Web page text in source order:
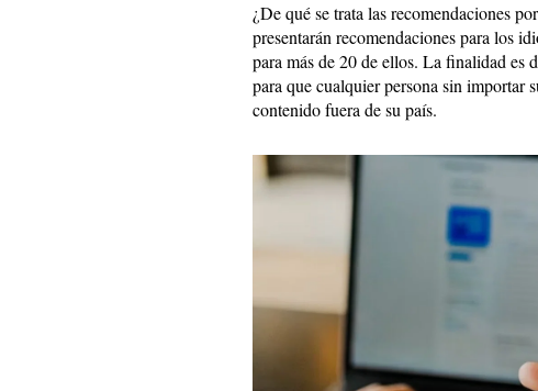
¿De qué se trata las recomendaciones
presentarán recomendaciones para los
para más de 20 de ellos. La finalidad es
para que cualquier persona sin importar
contenido fuera de su país.